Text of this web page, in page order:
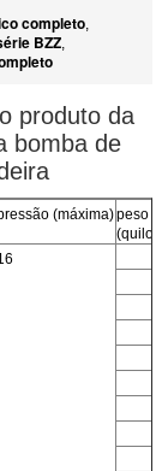
completo,
BZZ,
produto da
bomba de
(máxima)peso